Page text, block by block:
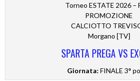
Torneo ESTATE 2026 –
PROMOZIONE
CALCIOTTO
Morgano [TV]
SPARTA PREGA VS
Giornata: FINALE 3°